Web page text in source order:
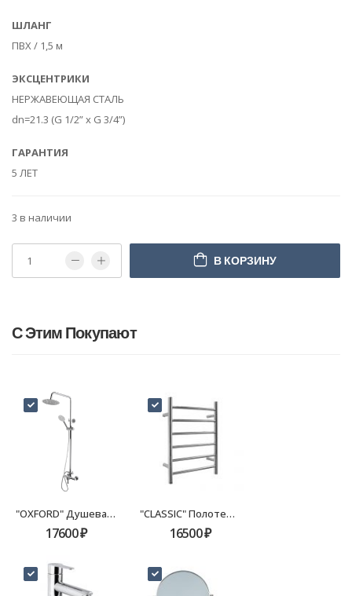
ШЛАНГ
ПВХ / 1,5 м
ЭКСЦЕНТРИКИ
НЕРЖАВЕЮЩАЯ СТАЛЬ
dn=21.3 (G 1/2” х G 3/4”)
ГАРАНТИЯ
5 ЛЕТ
3 в наличии
В КОРЗИНУ
С Этим Покупают
"OXFORD" Душевая стойка FX-9500 хром
17600₽
"CLASSIC" Полотенцесушитель электрический 600х500 FX-7100 хром
16500₽